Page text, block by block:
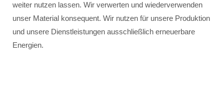
weiter nutzen lassen. Wir verwerten und wiederverwenden
unser Material konsequent. Wir nutzen für unsere Produktion
und unsere Dienstleistungen ausschließlich erneuerbare
Energien.